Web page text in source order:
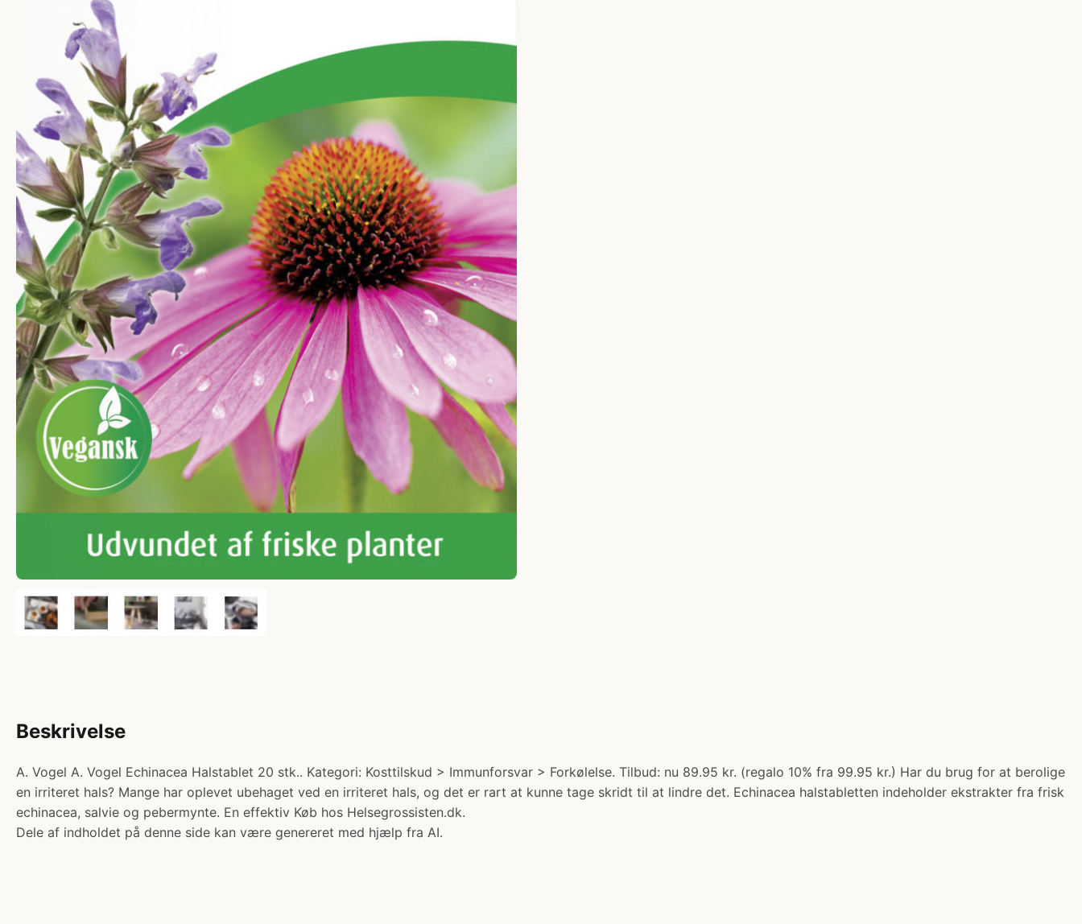
Beskrivelse
A. Vogel A. Vogel Echinacea Halstablet 20 stk.. Kategori: Kosttilskud > Immunforsvar > Forkølelse. Tilbud: nu 89.95 kr. (regalo 10% fra 99.95 kr.) Har du brug for at berolige
en irriteret hals? Mange har oplevet ubehaget ved en irriteret hals, og det er rart at kunne tage skridt til at lindre det. Echinacea halstabletten indeholder ekstrakter fra frisk
echinacea, salvie og pebermynte. En effektiv Køb hos Helsegrossisten.dk.
Dele af indholdet på denne side kan være genereret med hjælp fra AI.